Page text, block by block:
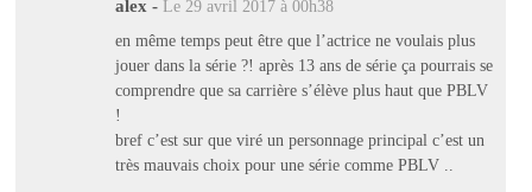
alex - Le 29 avril 2017 à 00h38
en même temps peut être que l’actrice ne voulais plus
jouer dans la série ?! après 13 ans de série ça pourrais se
comprendre que sa carrière s’élève plus haut que PBLV
!
bref c’est sur que viré un personnage principal c’est un
très mauvais choix pour une série comme PBLV ..